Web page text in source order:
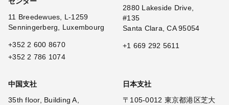
11 Breedewues, L-1259
Senningerberg, Luxembourg
+352 2 600 8670
+352 2 786 1074
2880 Lakeside Drive,
#135
Santa Clara, CA 95054
+1 669 292 5611
中国支社
35th floor, Building A,
日本支社
〒105-0012 東京都港区芝大